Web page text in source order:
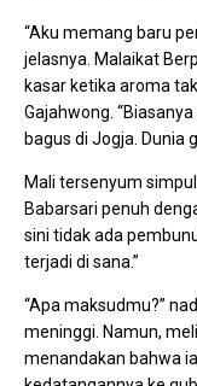
“Aku memang baru
jelasnya. Malaikat
kasar ketika aroma
Gajahwong.
bagus di Jogja. Dunia
Mali tersenyum
Babarsari penuh
sini tidak ada
terjadi di sana.”
“Apa maksudmu?”
meninggi. Namun,
menandakan bahwa